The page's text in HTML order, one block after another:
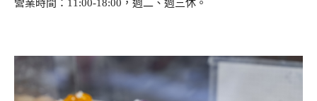
營業時間：11:00-18:00，週二、週三休。